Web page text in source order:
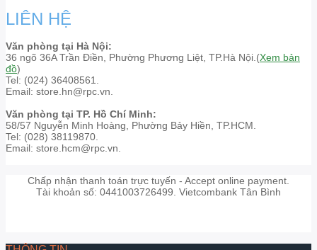
LIÊN HỆ
Văn phòng tại Hà Nội:
36 ngõ 36A Trần Điền, Phường Phương Liệt, TP.Hà Nội.(Xem bản
đồ)
Tel: (024) 36408561.
Email: store.hn@rpc.vn.
Văn phòng tại TP. Hồ Chí Minh:
58/57 Nguyễn Minh Hoàng, Phường Bảy Hiền, TP.HCM.
Tel: (028) 38119870.
Email: store.hcm@rpc.vn.
Chấp nhận thanh toán trực tuyến - Accept online payment.
Tài khoản số: 0441003726499. Vietcombank Tân Bình